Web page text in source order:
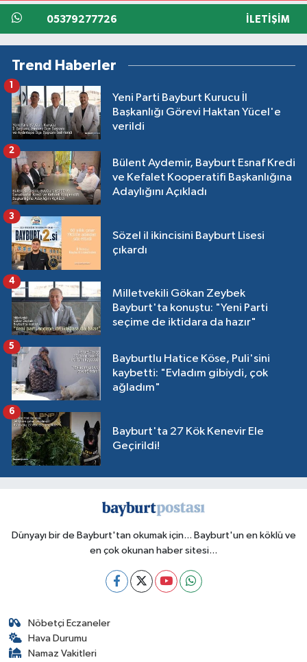
05379277726 İLETIŞIM
Trend Haberler
Yeni Parti Bayburt Kurucu İl
Başkanlığı Görevi Haktan Yücel'e
verildi
1
Bülent Aydemir, Bayburt Esnaf Kredi
ve Kefalet Kooperatifi Başkanlığına
Adaylığını Açıkladı
2
Sözel il ikincisini Bayburt Lisesi
çıkardı
3
Milletvekili Gökan Zeybek
Bayburt'ta konuştu: "Yeni Parti
seçime de iktidara da hazır"
4
Bayburtlu Hatice Köse, Puli'sini
kaybetti: "Evladım gibiydi, çok
ağladım"
5
Bayburt'ta 27 Kök Kenevir Ele
Geçirildi!
6
Dünyayı bir de Bayburt'tan okumak için... Bayburt'un en köklü ve
en çok okunan haber sitesi...
Nöbetçi Eczaneler
Hava Durumu
Namaz Vakitleri